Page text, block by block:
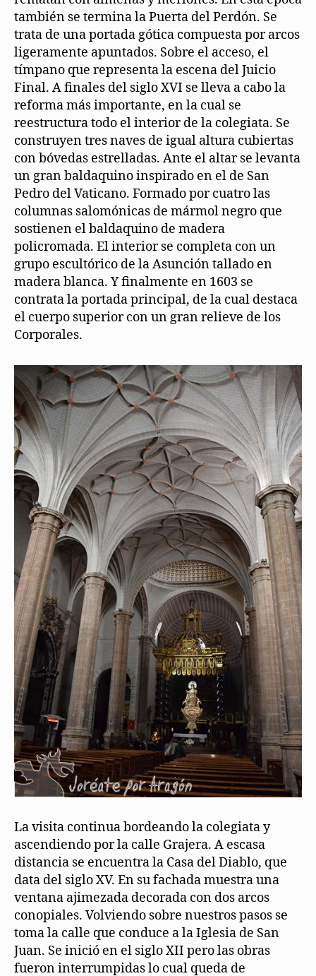
también se termina la Puerta del Perdón. Se
trata de una portada gótica compuesta por arcos
ligeramente apuntados. Sobre el acceso, el
tímpano que representa la escena del Juicio
Final. A finales del siglo XVI se lleva a cabo la
reforma más importante, en la cual se
reestructura todo el interior de la colegiata. Se
construyen tres naves de igual altura cubiertas
con bóvedas estrelladas. Ante el altar se levanta
un gran baldaquino inspirado en el de San
Pedro del Vaticano. Formado por cuatro las
columnas salomónicas de mármol negro que
sostienen el baldaquino de madera
policromada. El interior se completa con un
grupo escultórico de la Asunción tallado en
madera blanca. Y finalmente en 1603 se
contrata la portada principal, de la cual destaca
el cuerpo superior con un gran relieve de los
Corporales.
La visita continua bordeando la colegiata y
ascendiendo por la calle Grajera. A escasa
distancia se encuentra la Casa del Diablo, que
data del siglo XV. En su fachada muestra una
ventana ajimezada decorada con dos arcos
conopiales. Volviendo sobre nuestros pasos se
toma la calle que conduce a la Iglesia de San
Juan. Se inició en el siglo XII pero las obras
fueron interrumpidas lo cual queda de